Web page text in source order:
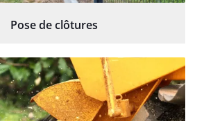
Pose de clôtures